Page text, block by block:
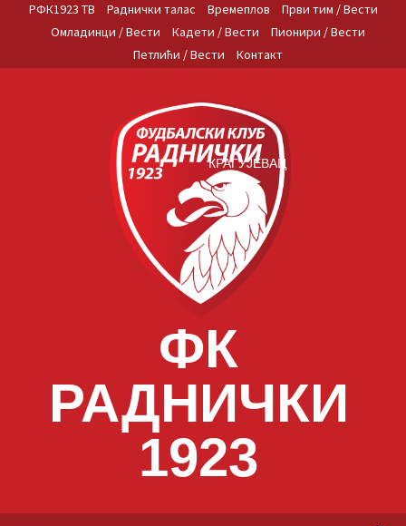
РФК1923 ТВ Раднички талас Времеплов
Први тим / Вести
Омладинци / Вести
Кадети / Вести
Пионири / Вести
Петлићи / Вести
Контакт
ФК
РАДНИЧКИ
1923
КРАГУЈЕВАЦ